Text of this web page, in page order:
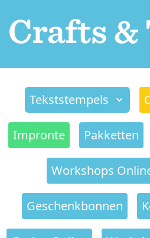
Tekststempels
Impronte Pakketten
Workshops
Geschenkbonnen